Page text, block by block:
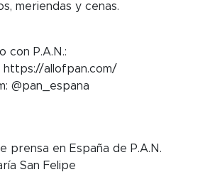
meriendas y cenas.
con P.A.N.:
https://allofpan.com/
@pan_espana
prensa en España de P.A.N.
San Felipe